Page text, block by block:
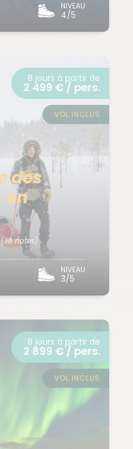
NIVEAU
4/5
des
en
(38 notes)
NIVEAU
3/5
8 jours à partir de
2 499 € / pers.
VOL INCLUS
8 jours à partir de
2 899 € / pers.
VOL INCLUS